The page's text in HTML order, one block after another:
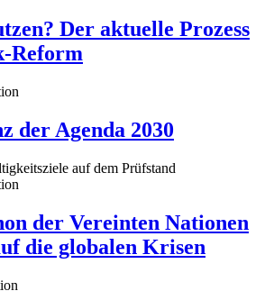
Der aktuelle Prozess
Reform
der Agenda 2030
auf dem Prüfstand
der Vereinten Nationen
die globalen Krisen